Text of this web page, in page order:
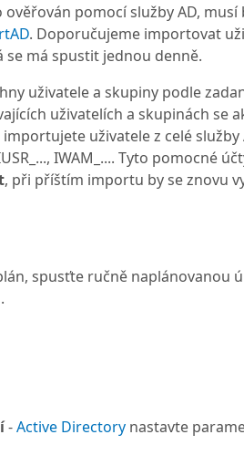
pomocí služby AD,
. Doporučujeme importovat
má spustit jednou denně.
uživatele a skupiny podle
uživatelích a skupinách se
uživatele z celé
IWAM_.... Tyto pomocné
, při příštím importu by se znovu
spusťte ručně naplánovanou
-Active Directorynastavte